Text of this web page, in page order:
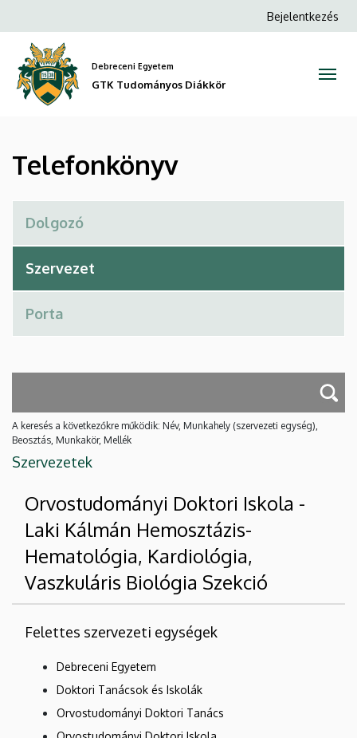
GTK
Tudományos
Diákkör
a
tartalomra
Anonim
Bejelentkezés
Debreceni Egyetem
GTK Tudományos Diákkör
Telefonkönyv
A keresés a következőkre működik: Név, Munkahely (szervezeti egység),
Beosztás, Munkakör, Mellék
Szervezetek
Orvostudományi Doktori Iskola -
Laki Kálmán Hemosztázis-
Hematológia, Kardiológia,
Vaszkuláris Biológia Szekció
Felettes szervezeti egységek
Debreceni Egyetem
Doktori Tanácsok és Iskolák
Orvostudományi Doktori Tanács